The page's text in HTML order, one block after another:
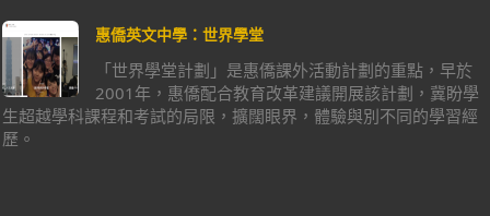
惠僑英文中學：世界學堂
「世界學堂計劃」是惠僑課外活動計劃的重點，早於
2001年，惠僑配合教育改革建議開展該計劃，冀盼學
生超越學科課程和考試的局限，擴闊眼界，體驗與別不同的學習經
歷。